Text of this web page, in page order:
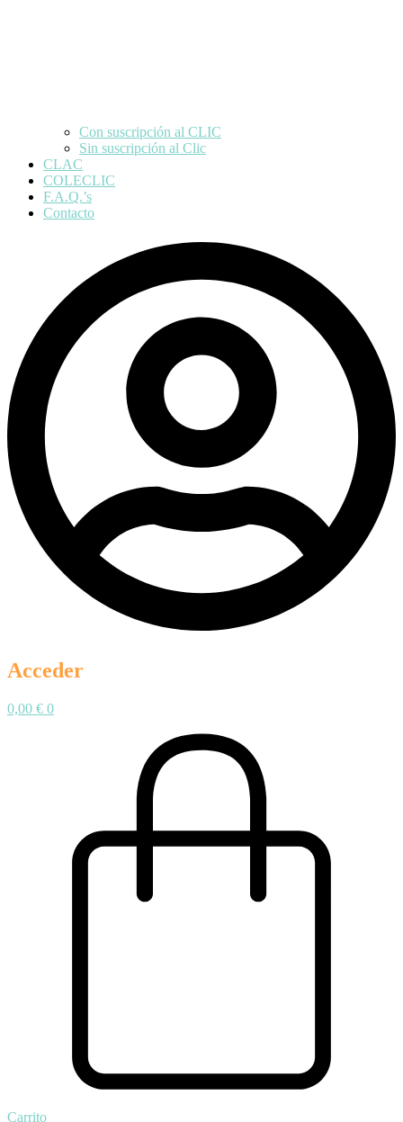
Con suscripción al CLIC
Sin suscripción al Clic
CLAC
COLECLIC
F.A.Q.’s
Contacto
Acceder
0,00 € 0
Carrito